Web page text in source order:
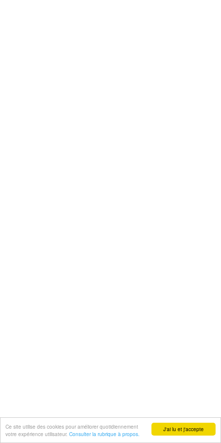
J'ai lu et j'accepte
Ce site utilise des cookies pour améliorer quotidiennement
votre expérience utilisateur. Consulter la rubrique à propos.